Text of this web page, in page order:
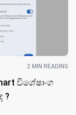
2 MIN READING
විශේෂාංග
?